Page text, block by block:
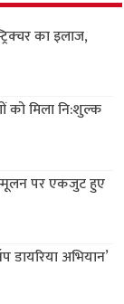
का इलाज,
को मिला नि:शुल्क
पर एकजुट हुए
डायरिया अभियान’